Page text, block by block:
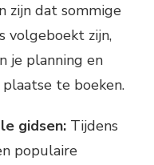
zijn dat sommige
volgeboekt zijn,
je planning en
te boeken.
gidsen: Tijdens
populaire